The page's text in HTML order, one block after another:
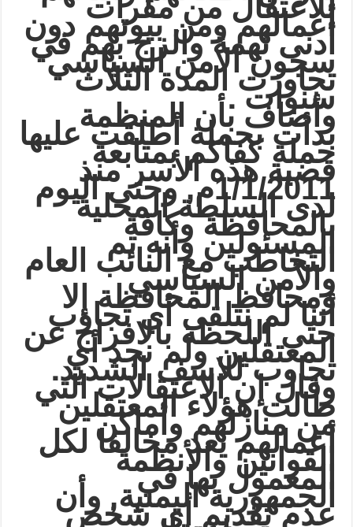
للاعتقال من مقرات
أعمالهم ومن بيوتهم دون
أدنى تهمة والزج بهم في
سجون الامن السياسي
تجاوزت المدة الثلاث
سنوات.
وأضاف بأن المنظمة
بدأت بحملة أطلقت عليها
حملة كفاكم بمتابعة
قضية هذه الأسر منذ
1/1/2011م, وحتى اليوم
لدى السلطة المحلية
بالمحافظة وكافة
المسئولين وأنه تم
التخاطب مع النائب العام
والأمن السياسي
ومحافظ المحافظة إلا
أننا لم نتلقى أي تجاوب
حتى اللحظة بالافراج عن
المعتقلين ولم نجد أي
تجاوب للاسف الشديد.
وقال إن الاعتقالات التي
طالت هؤلاء المعتقلين
من منازلهم وأماكن
أعمالهم يعد مخالفا لكل
القوانين والأنظمة
المعمول بها في
الجمهورية اليمنية, وأن
عدم تقديم أي شخص